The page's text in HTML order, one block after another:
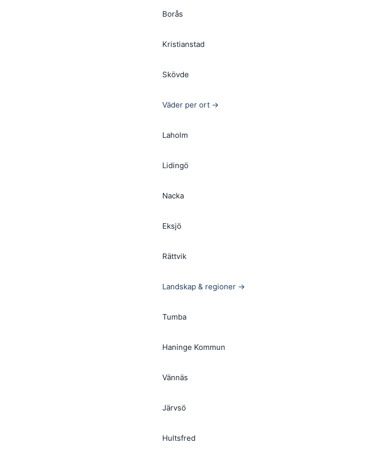
Borås
Kristianstad
Skövde
Väder per ort →
Laholm
Lidingö
Nacka
Eksjö
Rättvik
Landskap & regioner →
Tumba
Haninge Kommun
Vännäs
Järvsö
Hultsfred